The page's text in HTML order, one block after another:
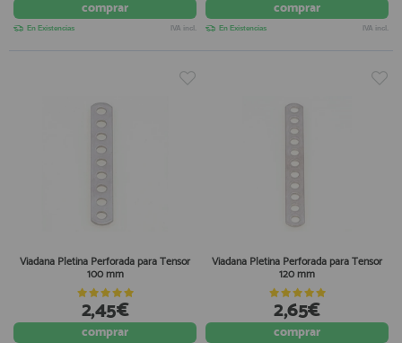
comprar
En Existencias IVA incl.
comprar
En Existencias IVA incl.
Viadana Pletina Perforada para Tensor
100 mm
2,45€
comprar
Viadana Pletina Perforada para Tensor
120 mm
2,65€
comprar